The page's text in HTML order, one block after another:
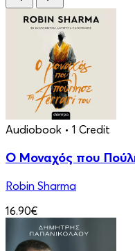
Audiobook • 1 Credit
Ο Μοναχός που
Robin Sharma
16.90€